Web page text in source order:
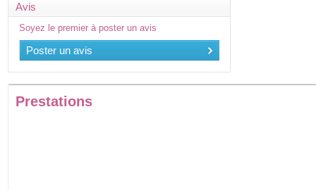
Avis
Soyez le premier à poster un avis
Poster un avis
Prestations